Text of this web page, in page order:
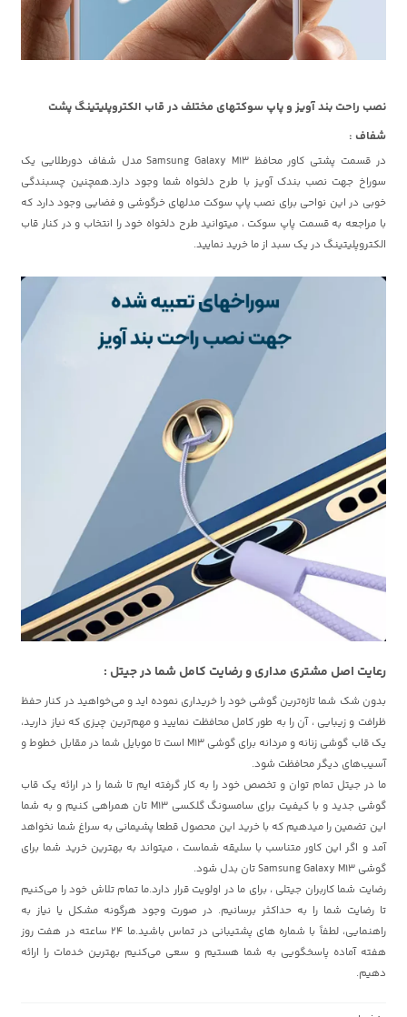
نصب راحت بند آویز و پاپ سوکتهای مختلف در قاب الکتروپلیتینگ پشت
شفاف :
در قسمت پشتی کاور محافظ Samsung Galaxy M13 مدل شفاف دورطلایی یک
سوراخ جهت نصب بندک آویز با طرح دلخواه شما وجود دارد.همچنین چسبندگی
خوبی در این نواحی برای نصب پاپ سوکت مدلهای خرگوشی و فضایی وجود دارد که
با مراجعه به قسمت پاپ سوکت ، میتوانید طرح دلخواه خود را انتخاب و در کنار قاب
الکتروپلیتینگ در یک سبد از ما خرید نمایید.
رعایت اصل مشتری مداری و رضایت کامل شما در جیتل :
بدون شک شما تازه‌ترین گوشی خود را خریداری نموده اید و می‌خواهید در کنار حفظ
ظرافت و زیبایی ، آن را به طور کامل محافظت نمایید و مهم‌ترین چیزی که نیاز دارید،
یک قاب گوشی زنانه و مردانه برای گوشی M13 است تا موبایل شما در مقابل خطوط و
آسیب‌های دیگر محافظت شود.
ما در جیتل تمام توان و تخصص خود را به کار گرفته ایم تا شما را در ارائه یک قاب
گوشی جدید و با کیفیت برای سامسونگ گلکسی M13 تان همراهی کنیم و به شما
این تضمین را میدهیم که با خرید این محصول قطعا پشیمانی به سراغ شما نخواهد
آمد و اگر این کاور متناسب با سلیقه شماست ، میتواند به بهترین خرید شما برای
گوشی Samsung Galaxy M13 تان بدل شود.
رضایت شما کاربران جیتلی ، برای ما در اولویت قرار دارد.ما تمام تلاش خود را می‌کنیم
تا رضایت شما را به حداکثر برسانیم. در صورت وجود هرگونه مشکل یا نیاز به
راهنمایی، لطفاً با شماره های پشتیبانی در تماس باشید.ما 24 ساعته در هفت روز
هفته آماده پاسخگویی به شما هستیم و سعی می‌کنیم بهترین خدمات را ارائه
دهیم.